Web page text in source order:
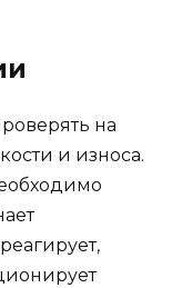
на
и износа.